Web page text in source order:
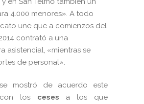
4.000 menores». A todo
une que a comienzos del
contrató a una
asistencial, «mientras se
de personal».
mostró de acuerdo este
los ceses a los que